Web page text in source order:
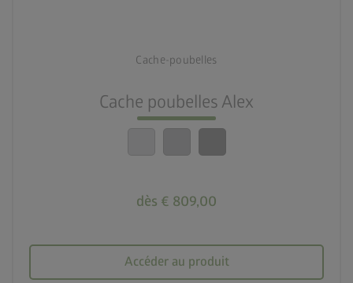
Cache-poubelles
Cache poubelles Alex
dès € 809,00
Accéder au produit
crown